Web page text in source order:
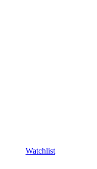
Watchlist